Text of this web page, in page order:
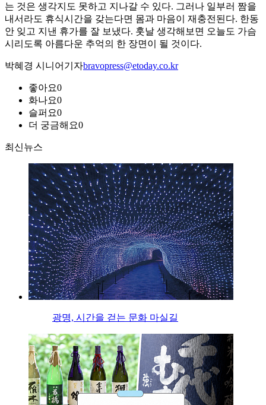
는 것은 생각지도 못하고 지나갈 수 있다. 그러나 일부러 짬을
내서라도 휴식시간을 갖는다면 몸과 마음이 재충전된다. 한동
안 잊고 지낸 휴가를 잘 보냈다. 훗날 생각해보면 오늘도 가슴
시리도록 아름다운 추억의 한 장면이 될 것이다.
박혜경 시니어기자bravopress@etoday.co.kr
좋아요0
화나요0
슬퍼요0
더 궁금해요0
최신뉴스
광명, 시간을 걷는 문화 마실길